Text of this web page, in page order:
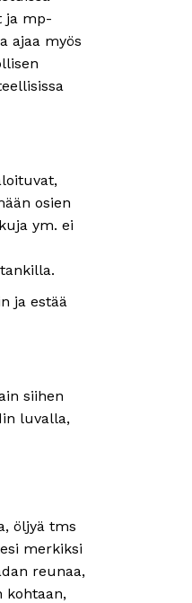
ja mp-
ajaa myös
osien
ym. ei
ja estää
siihen
luvalla,
öljyä tms
merkiksi
reunaa,
kohtaan,